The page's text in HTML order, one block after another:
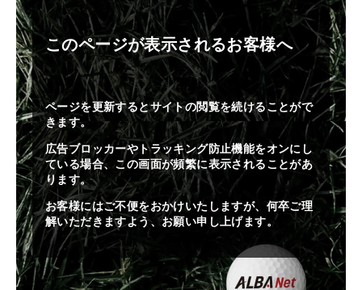
このページが表示されるお客様へ
ページを更新するとサイトの閲覧を続けることがで
きます。
広告ブロッカーやトラッキング防止機能をオンにし
ている場合、この画面が頻繁に表示されることがあ
ります。
お客様にはご不便をおかけいたしますが、何卒ご理
解いただきますよう、お願い申し上げます。